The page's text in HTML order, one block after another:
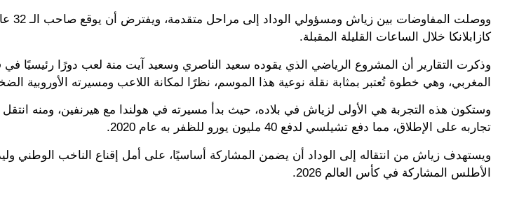
كازابلانكا خلال الساعات القليلة المقبلة.
وذكرت التقارير أن المشروع الرياضي الذي يقوده سعيد الناصري وسعيد آيت منة لعب دورًا رئيسيًا في
المغربي، وهي خطوة تُعتبر بمثابة نقلة نوعية هذا الموسم، نظرًا لمكانة اللاعب ومسيرته الأوروبية
وستكون هذه التجربة هي الأولى لزياش في بلاده، حيث بدأ مسيرته في هولندا مع هيرنفين، ومنه
تجاربه على الإطلاق، مما دفع تشيلسي لدفع 40 مليون يورو للظفر به عام 2020.
ويستهدف زياش من انتقاله إلى الوداد أن يضمن المشاركة أساسيًا، على أمل إقناع الناخب الوطني
الأطلس المشاركة في كأس العالم 2026.